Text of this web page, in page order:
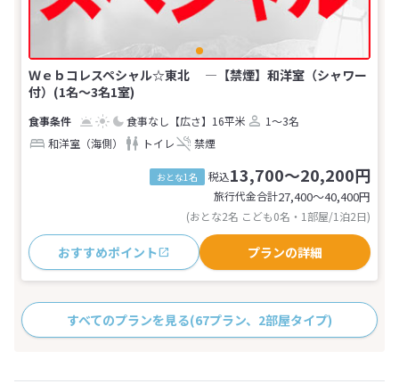
Ｗｅｂコレスペシャル☆東北 ―【禁煙】和洋室（シャワー
付）(1名～3名1室)
食事なし 【広さ】16平米
1～3名
和洋室（海側）
トイレ 禁煙
おとな1名 税込13,700～20,200円
旅行代金合計27,400〜40,400円
(おとな2名 こども0名・1部屋/1泊2日)
おすすめポイント プランの詳細
すべてのプランを見る(67プラン、2部屋タイプ)